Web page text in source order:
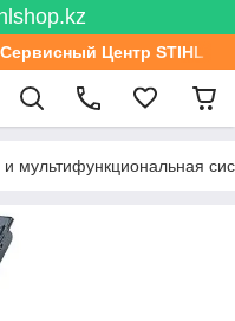
Центр STIHL
мультифункциональная